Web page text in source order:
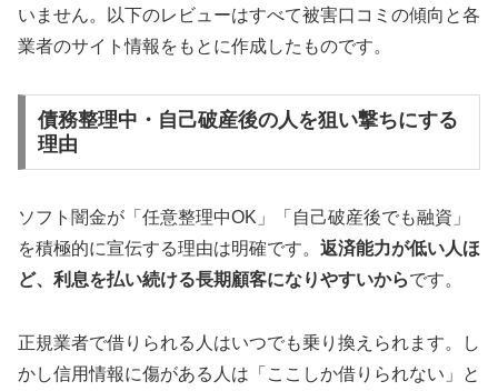
いません。以下のレビューはすべて被害口コミの傾向と各
業者のサイト情報をもとに作成したものです。
債務整理中・自己破産後の人を狙い撃ちにする
理由
ソフト闇金が「任意整理中OK」「自己破産後でも融資」
を積極的に宣伝する理由は明確です。 返済能力が低い人ほ
ど、利息を払い続ける長期顧客になりやすいからです。
正規業者で借りられる人はいつでも乗り換えられます。し
かし信用情報に傷がある人は「ここしか借りられない」と